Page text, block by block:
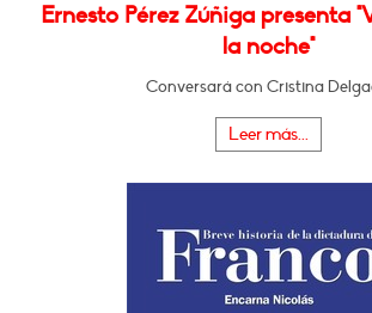
Ernesto Pérez Zúñiga presenta
la noche"
Conversará con Cristina
Leer más...